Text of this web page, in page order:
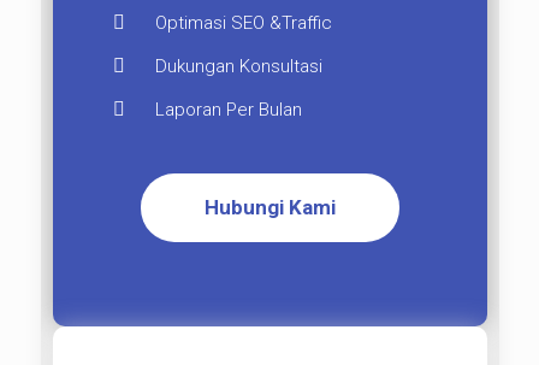
Optimasi SEO &Traffic
Dukungan Konsultasi
Laporan Per Bulan
Hubungi Kami